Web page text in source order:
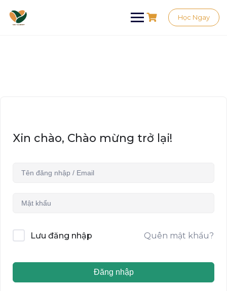
Học Ngay
Xin chào, Chào mừng trở lại!
Lưu đăng nhập Quên mật khẩu?
Đăng nhập